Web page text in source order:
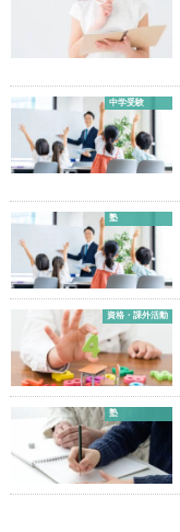
▶
▶
中学受験
塾
資格・課外活動
塾